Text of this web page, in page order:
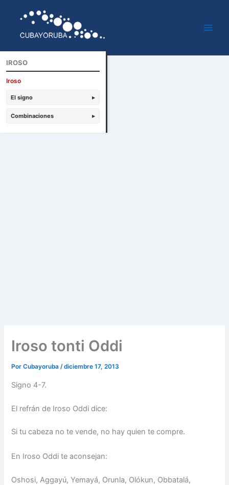
contenido
Iroso tonti Oddi
PorCubayoruba/diciembre 17, 2013
Signo 4-7.
El refrán de Iroso Oddi dice:
Si tu cabeza no te vende, no hay quien te compre.
En Iroso Oddi te aconsejan:
Oshosi, Aggayú, Yemayá, Orunla, Olókun, Obbatalá,
IROSO
Iroso
El signo ▸
Combinaciones ▸